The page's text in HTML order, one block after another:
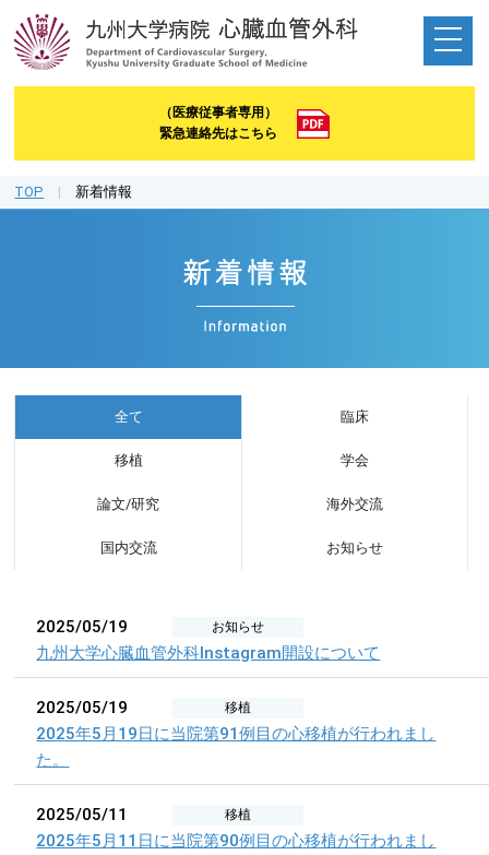
（医療従事者専用）
緊急連絡先はこちら
TOP | 新着情報
全て 臨床
移植 学会
論文/研究 海外交流
国内交流 お知らせ
2025/05/19 お知らせ
九州大学心臓血管外科Instagram開設について
2025/05/19 移植
2025年5月19日に当院第91例目の心移植が行われまし
た。
2025/05/11 移植
2025年5月11日に当院第90例目の心移植が行われまし